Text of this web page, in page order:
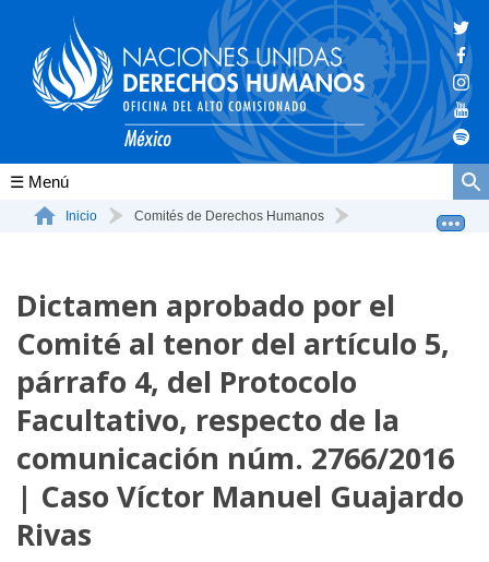
Conócenos
La ONU-DH en México
Vacantes ONU-DH México
ONU-DH en el tiempo
Inicio Comités de Derechos Humanos
Dictamen aprobado por el
Comité al tenor del artículo 5,
párrafo 4, del Protocolo
Facultativo, respecto de la
comunicación núm. 2766/2016
| Caso Víctor Manuel Guajardo
Rivas